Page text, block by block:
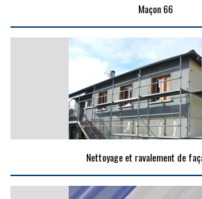
Maçon 66
Nettoyage et ravalement de